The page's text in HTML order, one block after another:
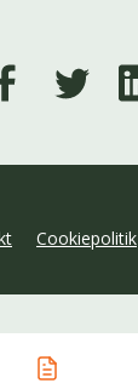
Cookiepolitik